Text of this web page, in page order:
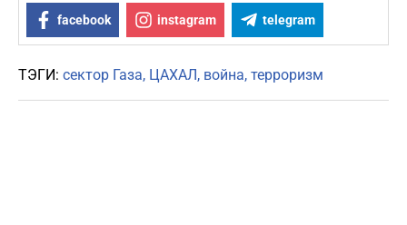
facebook instagram telegram
ТЭГИ: сектор Газа ЦАХАЛ война терроризм